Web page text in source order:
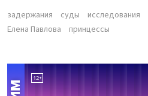
задержания суды исследования
Елена Павлова
принцессы